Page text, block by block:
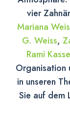
vier
Mariana
G. Weiss,
Rami
Organisation
in unseren
Sie auf dem